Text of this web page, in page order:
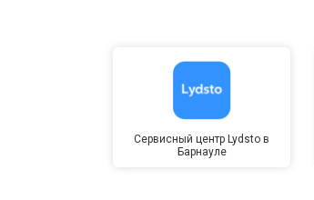
Сервисный центр Lydsto в
Барнауле